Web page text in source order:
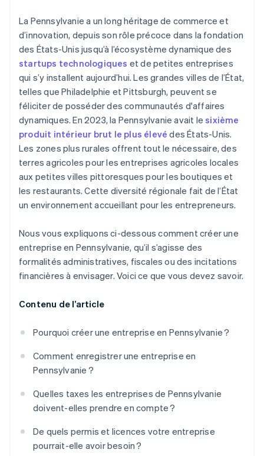
Subventions locales et abattements fiscaux
Crédits de taxes pour la zone d’innovation Keystone
(ZCI)
Chapitres SCORE
Chambres de commerce locales
Microprêts d’organismes à but non lucratif
Achat dématérialisé des actions du fondateur
Déclaration fiscale automatique au titre de
l’article 83(b)
Documents juridiques d’entreprise de classe
mondiale
Une année gratuite de Stripe Payments, plus de
50 000 $ en crédits et remises partenaires
La Pennsylvanie a un long héritage de commerce et
d’innovation, depuis son rôle précoce dans la fondation
des États-Unis jusqu’à l’écosystème dynamique des
startups technologiques et de petites entreprises
qui s’y installent aujourd’hui. Les grandes villes de l’État,
telles que Philadelphie et Pittsburgh, peuvent se
féliciter de posséder des communautés d'affaires
dynamiques. En 2023, la Pennsylvanie avait lesixième
produit intérieur brut le plus élevé des États-Unis.
Les zones plus rurales offrent tout le nécessaire, des
terres agricoles pour les entreprises agricoles locales
aux petites villes pittoresques pour les boutiques et
les restaurants. Cette diversité régionale fait de l’État
un environnement accueillant pour les entrepreneurs.
Nous vous expliquons ci-dessous comment créer une
entreprise en Pennsylvanie, qu’il s’agisse des
formalités administratives, fiscales ou des incitations
financières à envisager. Voici ce que vous devez savoir.
Contenu de l’article
Pourquoi créer une entreprise en Pennsylvanie ?
Comment enregistrer une entreprise en
Pennsylvanie ?
Quelles taxes les entreprises de Pennsylvanie
doivent-elles prendre en compte ?
De quels permis et licences votre entreprise
pourrait-elle avoir besoin ?